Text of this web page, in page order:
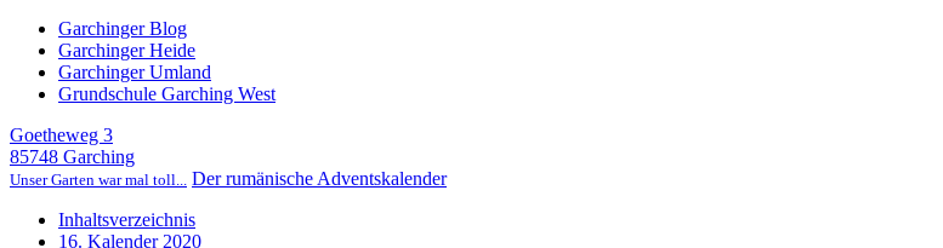
Garchinger Blog
Garchinger Heide
Garchinger Umland
Grundschule Garching West
Goetheweg 3
85748 Garching
Unser Garten war mal toll... Der rumänische Adventskalender
Inhaltsverzeichnis
16. Kalender 2020